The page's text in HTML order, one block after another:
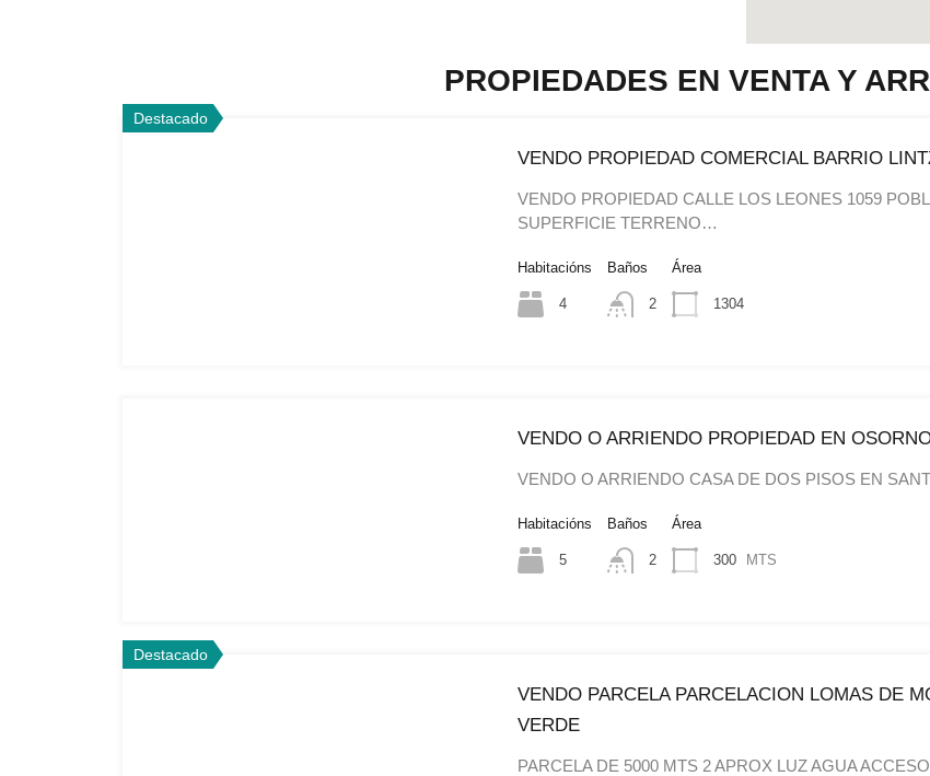
PROPIEDADES EN VENTA Y
Destacado
VENDO PROPIEDAD COMERCIAL BARRIO
VENDO PROPIEDAD CALLE LOS LEONES 1059
SUPERFICIE TERRENO…
Habitacións
4
Baños
2
Área
1304
VENDO O ARRIENDO PROPIEDAD EN
VENDO O ARRIENDO CASA DE DOS PISOS EN
Habitacións
5
Baños
2
Área
300 MTS
Destacado
VENDO PARCELA PARCELACION LOMAS DE
VERDE
PARCELA DE 5000 MTS 2 APROX LUZ AGUA ACCESO